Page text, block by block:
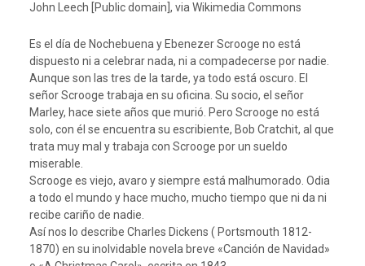
John Leech [Public domain], via Wikimedia Commons
Es el día de Nochebuena y Ebenezer Scrooge no está
dispuesto ni a celebrar nada, ni a compadecerse por nadie.
Aunque son las tres de la tarde, ya todo está oscuro. El
señor Scrooge trabaja en su oficina. Su socio, el señor
Marley, hace siete años que murió. Pero Scrooge no está
solo, con él se encuentra su escribiente, Bob Cratchit, al que
trata muy mal y trabaja con Scrooge por un sueldo
miserable.
Scrooge es viejo, avaro y siempre está malhumorado. Odia
a todo el mundo y hace mucho, mucho tiempo que ni da ni
recibe cariño de nadie.
Así nos lo describe Charles Dickens ( Portsmouth 1812-
1870) en su inolvidable novela breve «Canción de Navidad»